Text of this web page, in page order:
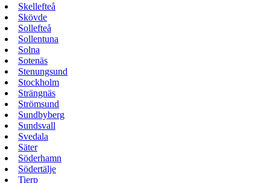
Skellefteå
Skövde
Sollefteå
Sollentuna
Solna
Sotenäs
Stenungsund
Stockholm
Strängnäs
Strömsund
Sundbyberg
Sundsvall
Svedala
Säter
Söderhamn
Södertälje
Tierp